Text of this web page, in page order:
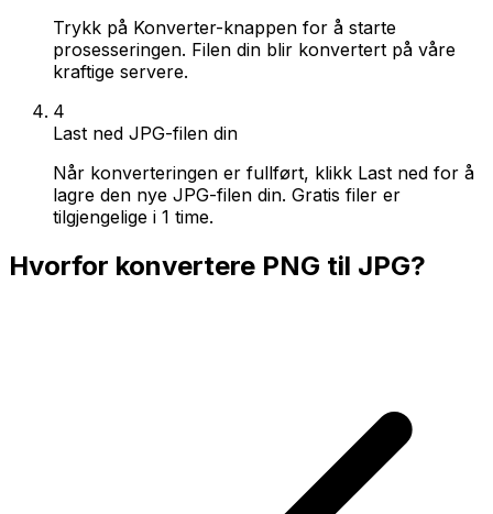
Trykk på Konverter-knappen for å starte
prosesseringen. Filen din blir konvertert på våre
kraftige servere.
4
Last ned JPG-filen din
Når konverteringen er fullført, klikk Last ned for å
lagre den nye JPG-filen din. Gratis filer er
tilgjengelige i 1 time.
Hvorfor konvertere PNG til JPG?